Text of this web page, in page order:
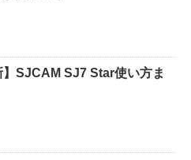
】SJCAM SJ7 Star使い方ま